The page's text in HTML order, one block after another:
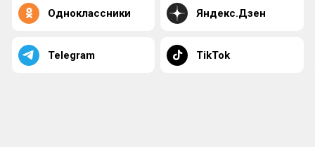
Одноклассники Яндекс.Дзен
Telegram TikTok